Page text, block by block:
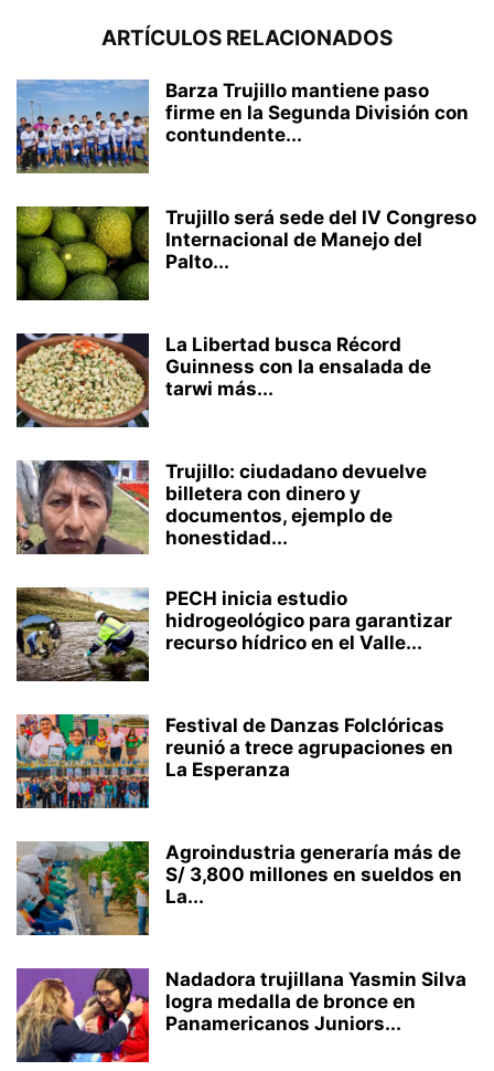
ARTÍCULOS RELACIONADOS
Barza Trujillo mantiene paso
firme en la Segunda División con
contundente...
Trujillo será sede del IV Congreso
Internacional de Manejo del
Palto...
La Libertad busca Récord
Guinness con la ensalada de
tarwi más...
Trujillo: ciudadano devuelve
billetera con dinero y
documentos, ejemplo de
honestidad...
PECH inicia estudio
hidrogeológico para garantizar
recurso hídrico en el Valle...
Festival de Danzas Folclóricas
reunió a trece agrupaciones en
La Esperanza
Agroindustria generaría más de
S/ 3,800 millones en sueldos en
La...
Nadadora trujillana Yasmin Silva
logra medalla de bronce en
Panamericanos Juniors...